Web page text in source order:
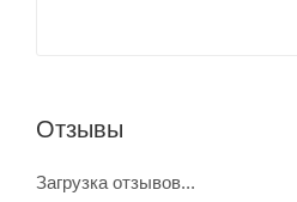
Отзывы
Загрузка отзывов...